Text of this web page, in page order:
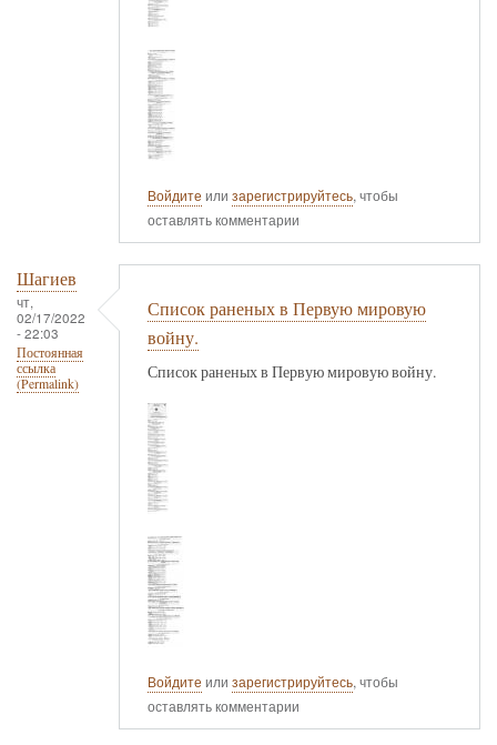
Войдите или зарегистрируйтесь, чтобы
оставлять комментарии
Шагиев
чт,
02/17/2022
- 22:03
Постоянная
ссылка
(Permalink)
Список раненых в Первую мировую
войну.
Список раненых в Первую мировую войну.
Войдите или зарегистрируйтесь, чтобы
оставлять комментарии